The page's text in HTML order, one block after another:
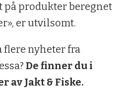
på produkter beregnet
er utvilsomt.
flere nyheter fra
De finner du i
av Jakt & Fiske.